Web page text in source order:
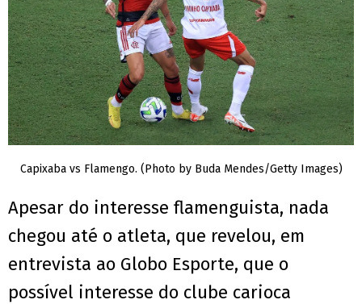
Capixaba vs Flamengo. (Photo by Buda Mendes/Getty Images)
Apesar do interesse flamenguista, nada
chegou até o atleta, que revelou, em
entrevista ao Globo Esporte, que o
possível interesse do clube carioca